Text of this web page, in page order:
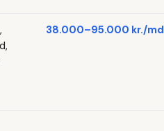
38.000–95.000 kr./